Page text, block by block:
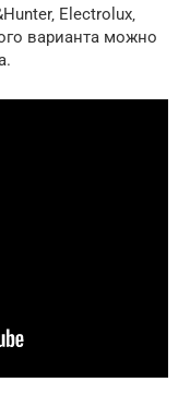
Electrolux‚
варианта можно